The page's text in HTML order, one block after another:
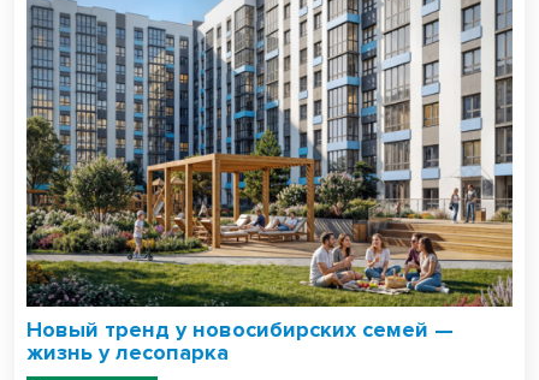
Новый тренд у новосибирских семей —
жизнь у лесопарка